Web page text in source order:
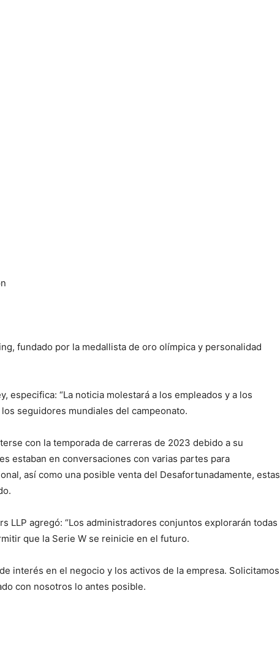
fundado por la medallista de oro olímpica y personalidad
especifica: “La noticia molestará a los empleados y a los
seguidores mundiales del campeonato.
con la temporada de carreras de 2023 debido a su
estaban en conversaciones con varias partes para
así como una posible venta del Desafortunadamente, estas
LLP agregó: “Los administradores conjuntos explorarán todas
que la Serie W se reinicie en el futuro.
interés en el negocio y los activos de la empresa. Solicitamos
con nosotros lo antes posible.